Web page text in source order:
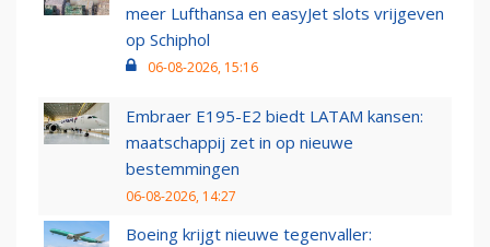
meer Lufthansa en easyJet slots vrijgeven
op Schiphol
06-08-2026, 15:16
Embraer E195-E2 biedt LATAM kansen:
maatschappij zet in op nieuwe
bestemmingen
06-08-2026, 14:27
Boeing krijgt nieuwe tegenvaller: